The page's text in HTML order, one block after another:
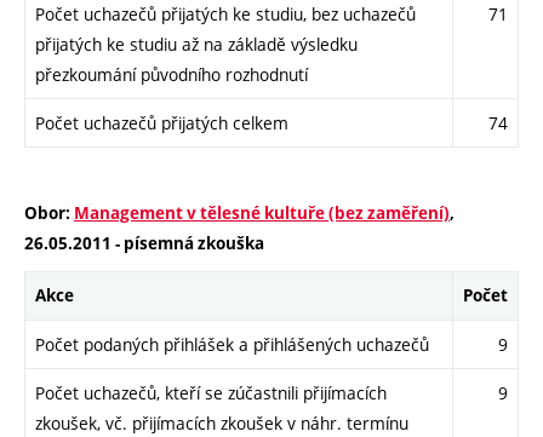
Počet uchazečů přijatých ke studiu, bez uchazečů
přijatých ke studiu až na základě výsledku
přezkoumání původního rozhodnutí
71
Počet uchazečů přijatých celkem 74
Obor: Management v tělesné kultuře (bez zaměření),
26.05.2011 - písemná zkouška
Akce Počet
Počet podaných přihlášek a přihlášených uchazečů 9
Počet uchazečů, kteří se zúčastnili přijímacích
zkoušek, vč. přijímacích zkoušek v náhr. termínu
9